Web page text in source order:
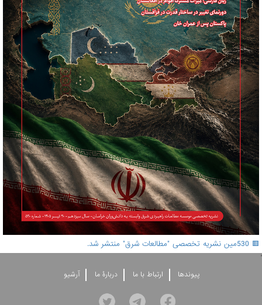
🟥 530مین نشریه تخصصی "مطالعات شرق" منتشر شد.
'
پيوندها ارتباط با ما دربارۀ ما آرشيو